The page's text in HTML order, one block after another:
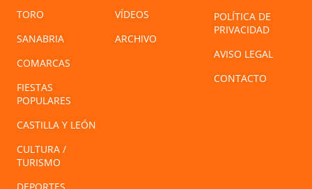
TORO
SANABRIA
COMARCAS
FIESTAS
POPULARES
CASTILLA Y LEÓN
CULTURA /
TURISMO
VÍDEOS
ARCHIVO
POLÍTICA DE
PRIVACIDAD
AVISO LEGAL
CONTACTO